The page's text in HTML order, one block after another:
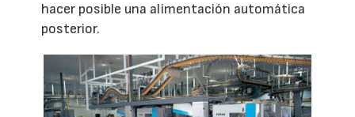
hacer posible una alimentación automática
posterior.